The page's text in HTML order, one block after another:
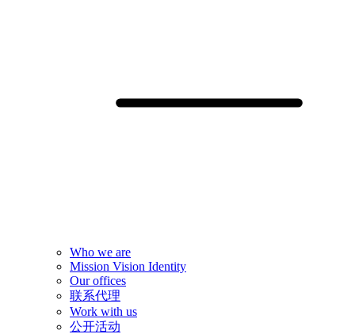
Who we are
Mission Vision Identity
Our offices
联系代理
Work with us
公开活动